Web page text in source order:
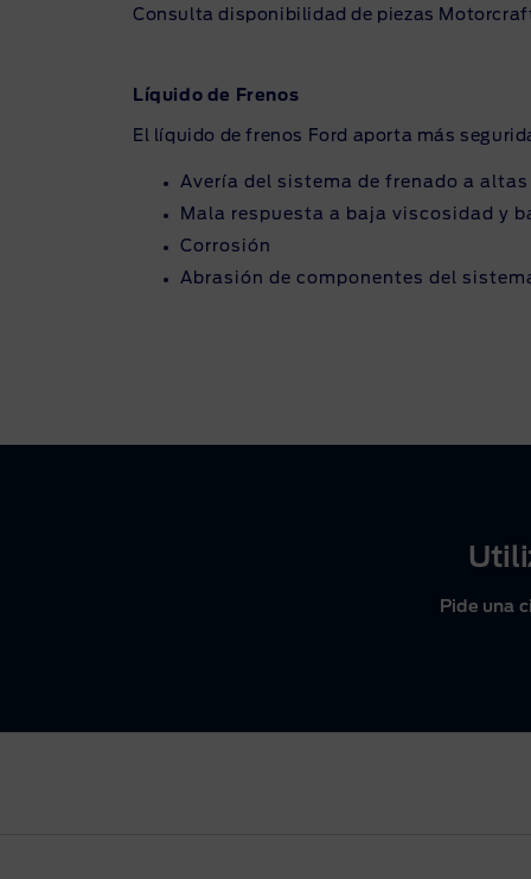
Consulta disponibilidad de piezas
Líquido de Frenos
El líquido de frenos Ford aporta más
Avería del sistema de frenado a
Mala respuesta a baja viscosidad y
Corrosión
Abrasión de componentes del
Pide una